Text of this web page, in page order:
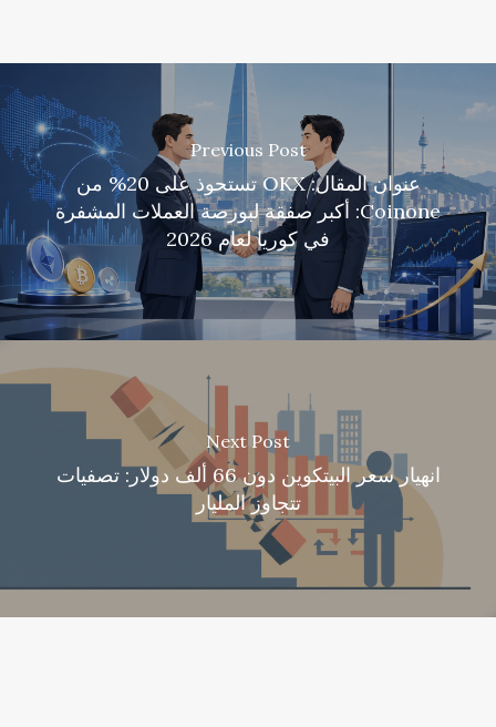
Previous Post
عنوان المقال: OKX تستحوذ على 20% من
Coinone: أكبر صفقة لبورصة العملات المشفرة
في كوريا لعام 2026
Next Post
انهيار سعر البيتكوين دون 66 ألف دولار: تصفيات
تتجاوز المليار